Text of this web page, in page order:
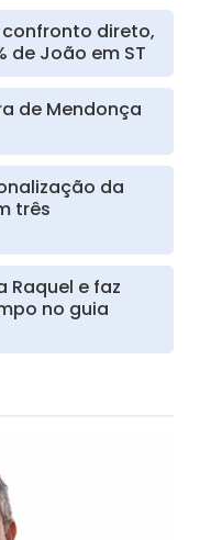
confronto direto,
de João em ST
de Mendonça
da
três
Raquel e faz
no guia